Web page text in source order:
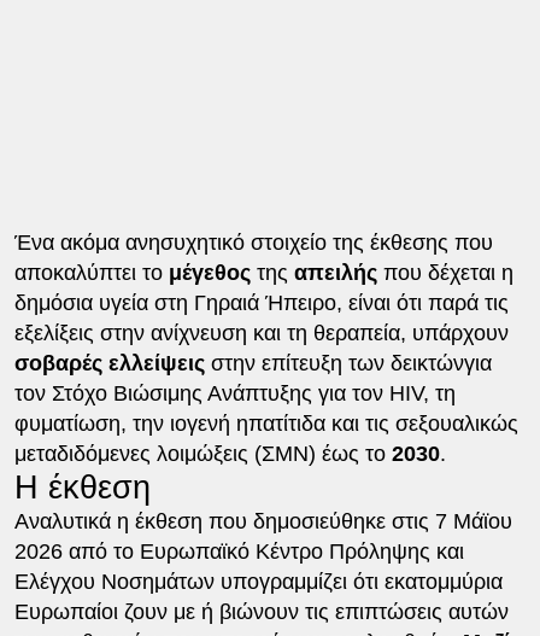
Ένα ακόμα ανησυχητικό στοιχείο της έκθεσης που
αποκαλύπτει το μέγεθοςτης απειλήςπου δέχεται η
δημόσια υγεία στη Γηραιά Ήπειρο, είναι ότι παρά τις
εξελίξεις στην ανίχνευση και τη θεραπεία, υπάρχουν
σοβαρές ελλείψειςστην επίτευξη των δεικτώνγια
τον Στόχο Βιώσιμης Ανάπτυξης για τον HIV, τη
φυματίωση, την ιογενή ηπατίτιδα και τις σεξουαλικώς
μεταδιδόμενες λοιμώξεις (ΣΜΝ) έως το 2030.
Η έκθεση
Αναλυτικά η έκθεση που δημοσιεύθηκε στις 7 Μάϊου
2026 από το Ευρωπαϊκό Κέντρο Πρόληψης και
Ελέγχου Νοσημάτων υπογραμμίζει ότι εκατομμύρια
Ευρωπαίοι ζουν με ή βιώνουν τις επιπτώσεις αυτών